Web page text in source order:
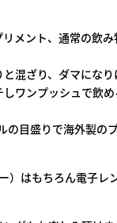
メント、通常の飲み
混ざり、ダマになり
ワンプッシュで飲め
の目盛りで海外製の
）はもちろん電子レ